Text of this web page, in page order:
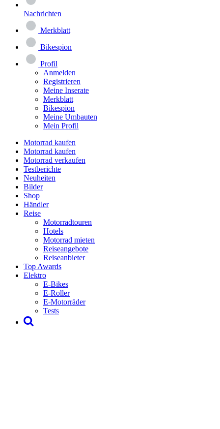
Nachrichten
Merkblatt
Bikespion
Profil
Anmelden
Registrieren
Meine Inserate
Merkblatt
Bikespion
Meine Umbauten
Mein Profil
Motorrad kaufen
Motorrad kaufen
Motorrad verkaufen
Testberichte
Neuheiten
Bilder
Shop
Händler
Reise
Motorradtouren
Hotels
Motorrad mieten
Reiseangebote
Reiseanbieter
Top Awards
Elektro
E-Bikes
E-Roller
E-Motorräder
Tests